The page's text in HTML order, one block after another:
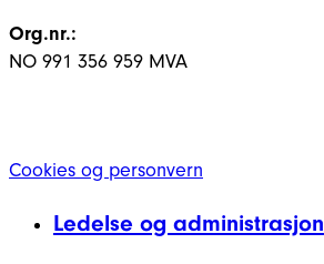
Org.nr.:
NO 991 356 959 MVA
Cookies og personvern
Ledelse og administrasjon